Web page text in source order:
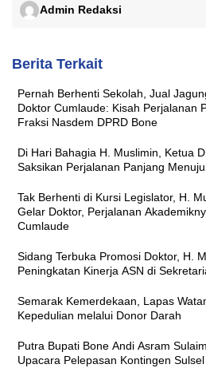
Admin Redaksi
Berita Terkait
Pernah Berhenti Sekolah, Jual
Doktor Cumlaude: Kisah Perjalanan
Fraksi Nasdem DPRD Bone
Di Hari Bahagia H. Muslimin, Ketua
Saksikan Perjalanan Panjang
Tak Berhenti di Kursi Legislator, H.
Gelar Doktor, Perjalanan
Cumlaude
Sidang Terbuka Promosi Doktor, H.
Peningkatan Kinerja ASN di
Semarak Kemerdekaan, Lapas
Kepedulian melalui Donor Darah
Putra Bupati Bone Andi Asram
Upacara Pelepasan Kontingen